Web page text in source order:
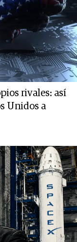
rivales: así
Unidos a